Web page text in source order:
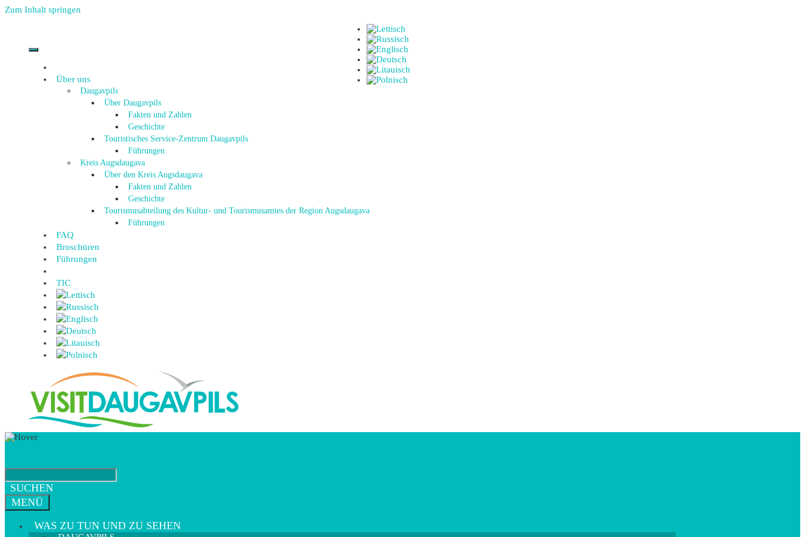
Zum Inhalt springen
Über uns
Daugavpils
Über Daugavpils
Fakten und Zahlen
Geschichte
Touristisches Service-Zentrum Daugavpils
Führungen
Kreis Augsdaugava
Über den Kreis Augsdaugava
Fakten und Zahlen
Geschichte
Tourismusabteilung des Kultur- und Tourismusamtes der Region Augsdaugava
Führungen
FAQ
Broschüren
Führungen
TIC
SUCHEN
MENÜ
WAS ZU TUN UND ZU SEHEN